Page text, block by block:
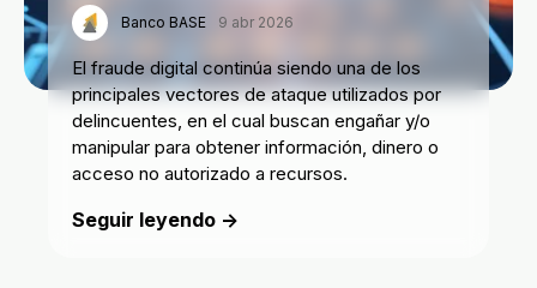
Banco BASE 9 abr 2026
El fraude digital continúa siendo una de los
principales vectores de ataque utilizados por
delincuentes, en el cual buscan engañar y/o
manipular para obtener información, dinero o
acceso no autorizado a recursos.
Seguir leyendo →